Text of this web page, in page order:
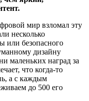
мир взломал эту
несколько
или безопасного
дизайну
маленьких наград за
что когда-то
а с каждым
до 500 его